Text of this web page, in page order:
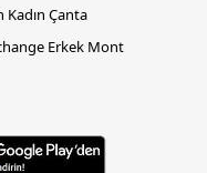
Kadın Çanta
Erkek Mont